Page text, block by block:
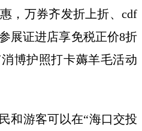
，万券齐发折上折、cdf
展证进店享免税正价8折
博护照打卡薅羊毛活动
和游客可以在“海口交投